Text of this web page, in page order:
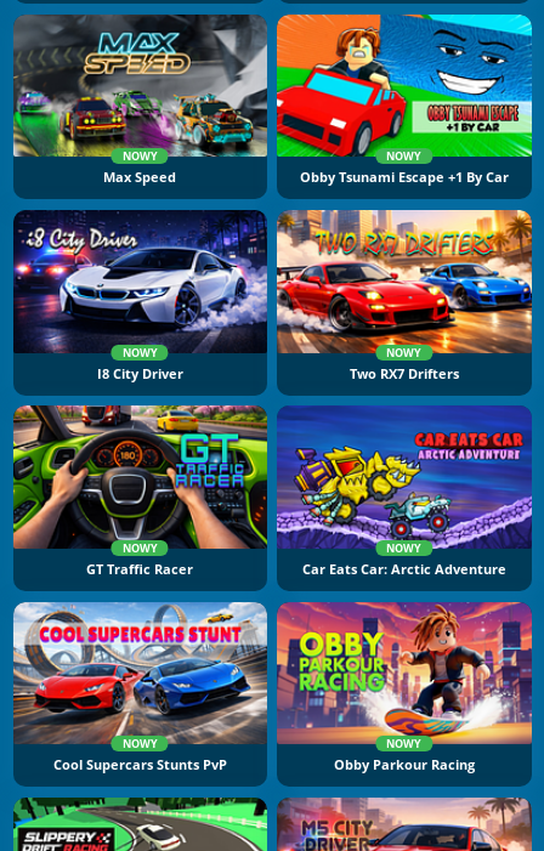
NOWY
Max Speed
NOWY
Obby Tsunami Escape +1 By Car
NOWY
I8 City Driver
NOWY
Two RX7 Drifters
NOWY
GT Traffic Racer
NOWY
Car Eats Car: Arctic Adventure
NOWY
Cool Supercars Stunts PvP
NOWY
Obby Parkour Racing